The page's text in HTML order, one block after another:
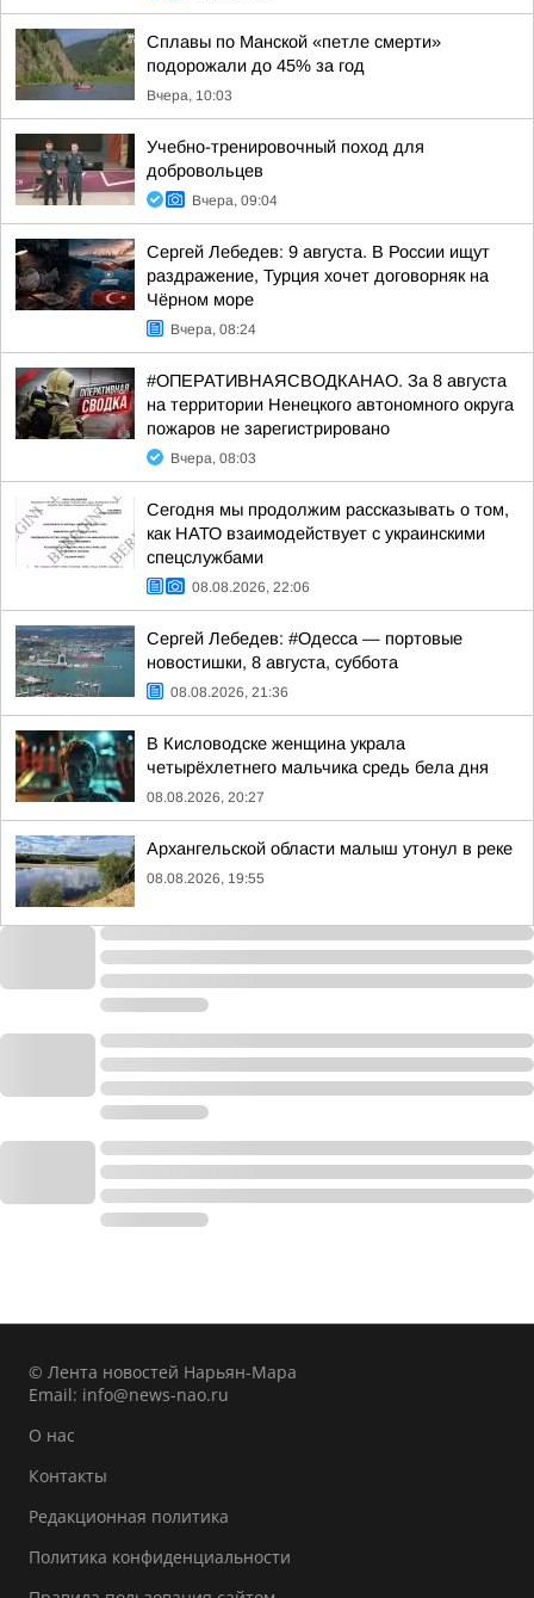
Сплавы по Манской «петле смерти»
подорожали до 45% за год
Вчера, 10:03
Учебно-тренировочный поход для
добровольцев
Вчера, 09:04
Сергей Лебедев: 9 августа. В России ищут
раздражение, Турция хочет договорняк на
Чёрном море
Вчера, 08:24
#ОПЕРАТИВНАЯСВОДКАНАО. За 8 августа
на территории Ненецкого автономного округа
пожаров не зарегистрировано
Вчера, 08:03
Сегодня мы продолжим рассказывать о том,
как НАТО взаимодействует с украинскими
спецслужбами
08.08.2026, 22:06
Сергей Лебедев: #Одесса — портовые
новостишки, 8 августа, суббота
08.08.2026, 21:36
В Кисловодске женщина украла
четырёхлетнего мальчика средь бела дня
08.08.2026, 20:27
Архангельской области малыш утонул в реке
08.08.2026, 19:55
© Лента новостей Нарьян-Мара
Email: info@news-nao.ru
О нас
Контакты
Редакционная политика
Политика конфиденциальности